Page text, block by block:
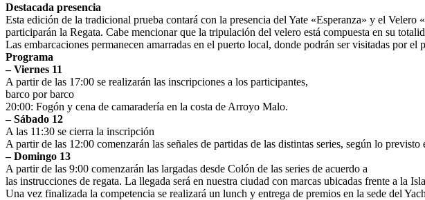
Destacada presencia
Esta edición de la tradicional prueba contará con la presencia del Yate «Esperanza» y el
participarán la Regata. Cabe mencionar que la tripulación del velero está compuesta en su
Las embarcaciones permanecen amarradas en el puerto local, donde podrán ser visitadas por el
Programa
– Viernes 11
A partir de las 17:00 se realizarán las inscripciones a los participantes,
barco por barco
20:00: Fogón y cena de camaradería en la costa de Arroyo Malo.
– Sábado 12
A las 11:30 se cierra la inscripción
A partir de las 12:00 comenzarán las señales de partidas de las distintas series, según lo
– Domingo 13
A partir de las 9:00 comenzarán las largadas desde Colón de las series de acuerdo a
las instrucciones de regata. La llegada será en nuestra ciudad con marcas ubicadas frente a la
Una vez finalizada la competencia se realizará un lunch y entrega de premios en la sede del